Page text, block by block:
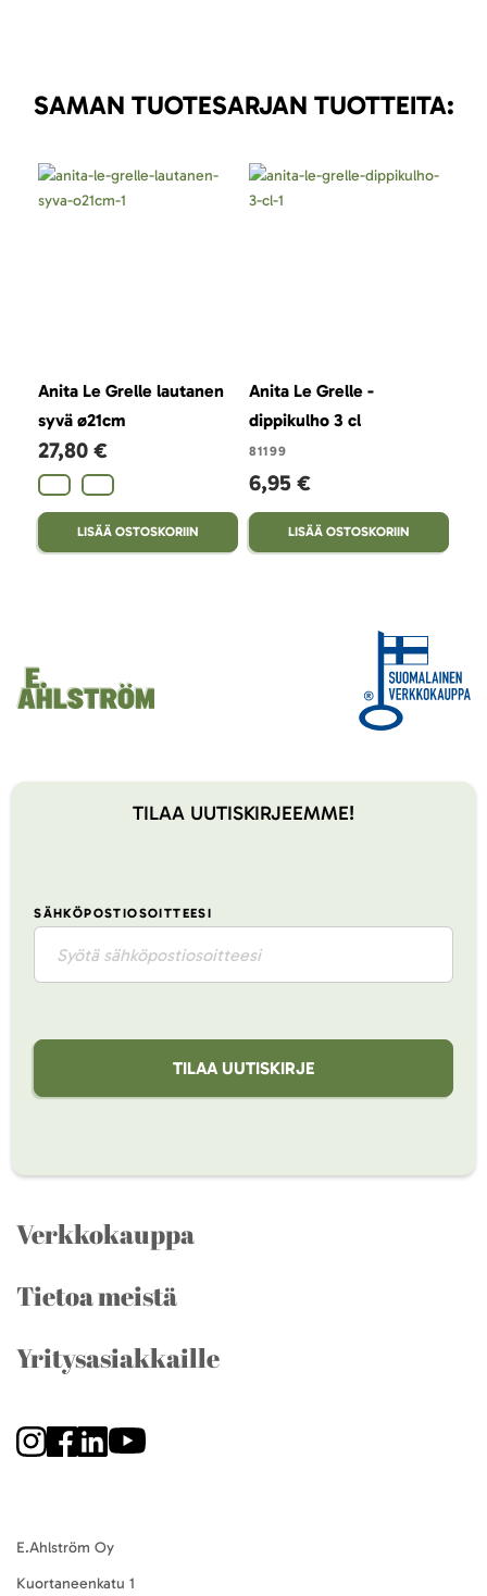
SAMAN TUOTESARJAN TUOTTEITA:
Anita Le Grelle lautanen
syvä ø21cm
27,80 €
LISÄÄ OSTOSKORIIN
Anita Le Grelle -
dippikulho 3 cl
81199
6,95 €
LISÄÄ OSTOSKORIIN
TILAA UUTISKIRJEEMME!
SÄHKÖPOSTIOSOITTEESI
TILAA UUTISKIRJE
Verkkokauppa
Tietoa meistä
Yritysasiakkaille
E.Ahlström Oy
Kuortaneenkatu 1